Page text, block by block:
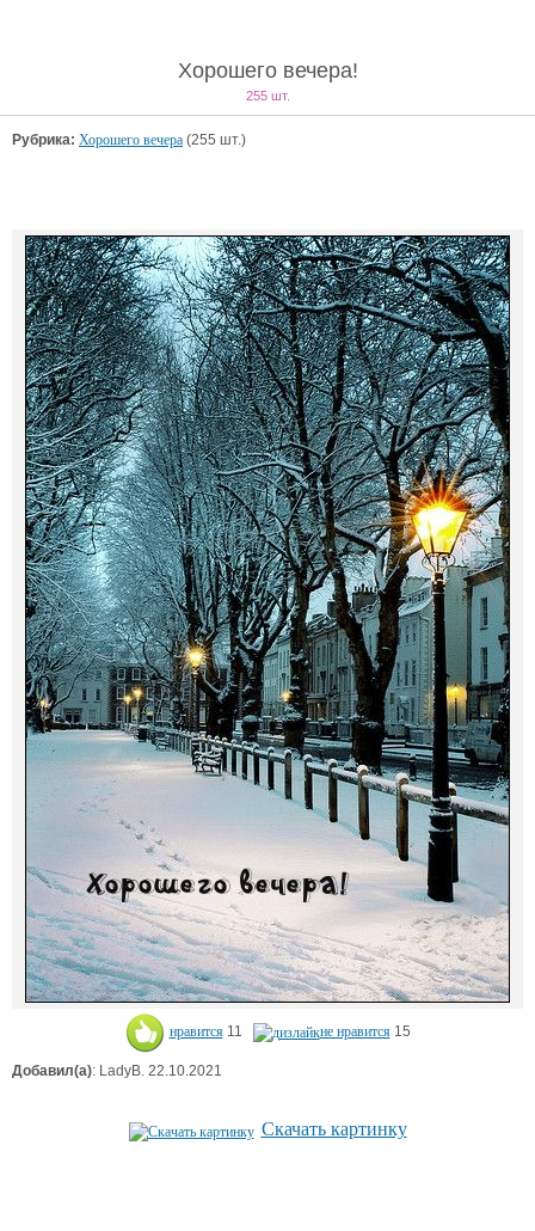
Хорошего вечера!
255 шт.
Рубрика: Хорошего вечера (255 шт.)
нравится 11 не нравится 15
Добавил(а): LadyB. 22.10.2021
Скачать картинку